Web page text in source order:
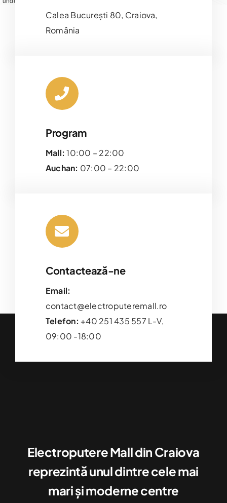
under ODbL.
Calea București 80, Craiova,
România
Program
Mall: 10:00 – 22:00
Auchan: 07:00 – 22:00
Contactează-ne
Email:
contact@electroputeremall.ro
Telefon: +40 251 435 557 L-V,
09:00 -18:00
Electroputere Mall din Craiova
reprezintă unul dintre cele mai
mari şi moderne centre